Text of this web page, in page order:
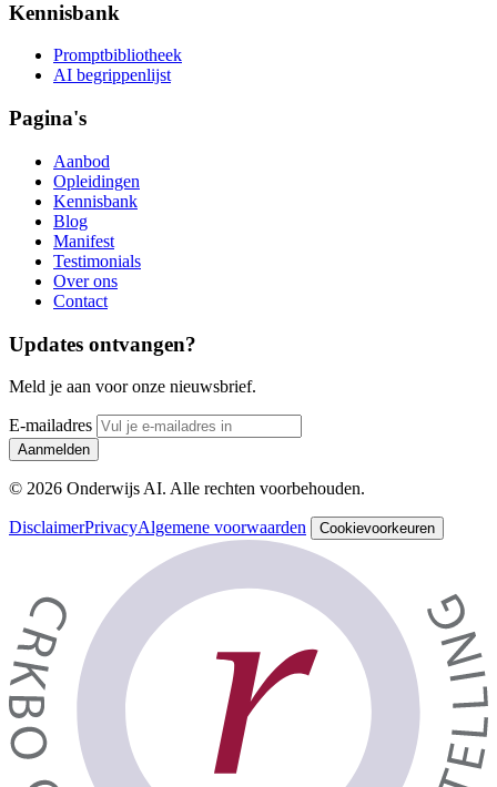
Kennisbank
Promptbibliotheek
AI begrippenlijst
Pagina's
Aanbod
Opleidingen
Kennisbank
Blog
Manifest
Testimonials
Over ons
Contact
Updates ontvangen?
Meld je aan voor onze nieuwsbrief.
E-mailadres
Aanmelden
© 2026 Onderwijs AI. Alle rechten voorbehouden.
DisclaimerPrivacyAlgemene voorwaarden Cookievoorkeuren